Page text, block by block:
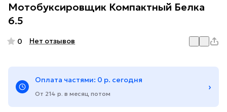
Мотобуксировщик Компактный Белка
6.5
0 Нет отзывов
Оплата частями: 0 р. сегодня
От 214 р. в месяц потом
›